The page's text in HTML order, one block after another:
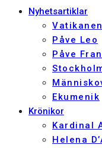
Nyhetsartiklar
Vatikanen
Påve Leo
Påve
Ekumenik
Krönikor
Kardinal
Helena